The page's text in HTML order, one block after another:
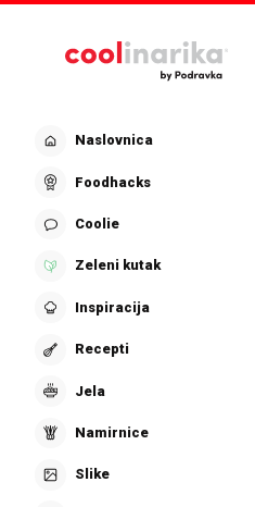
Naslovnica
Foodhacks
Coolie
Zeleni kutak
Inspiracija
Recepti
Jela
Namirnice
Slike